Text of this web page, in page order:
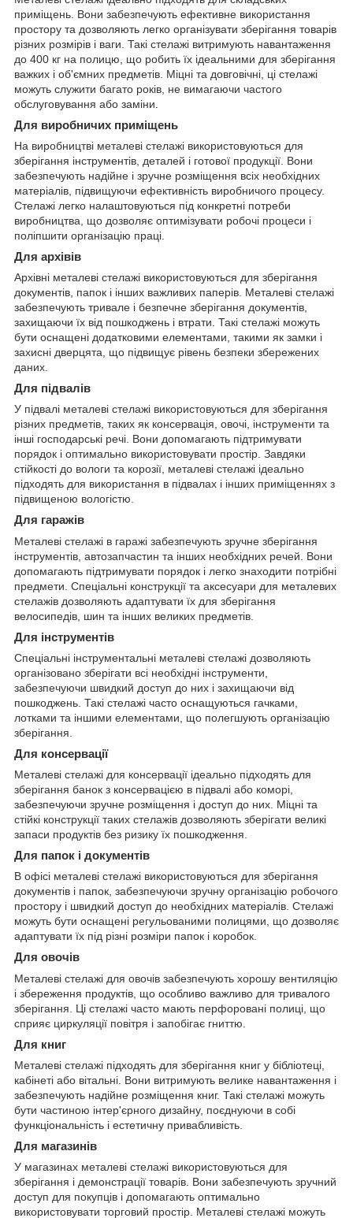
приміщень. Вони забезпечують ефективне використання
простору та дозволяють легко організувати зберігання товарів
різних розмірів і ваги. Такі стелажі витримують навантаження
до 400 кг на полицю, що робить їх ідеальними для зберігання
важких і об'ємних предметів. Міцні та довговічні, ці стелажі
можуть служити багато років, не вимагаючи частого
обслуговування або заміни.
Для виробничих приміщень
На виробництві металеві стелажі використовуються для
зберігання інструментів, деталей і готової продукції. Вони
забезпечують надійне і зручне розміщення всіх необхідних
матеріалів, підвищуючи ефективність виробничого процесу.
Стелажі легко налаштовуються під конкретні потреби
виробництва, що дозволяє оптимізувати робочі процеси і
поліпшити організацію праці.
Для архівів
Архівні металеві стелажі використовуються для зберігання
документів, папок і інших важливих паперів. Металеві стелажі
забезпечують тривале і безпечне зберігання документів,
захищаючи їх від пошкоджень і втрати. Такі стелажі можуть
бути оснащені додатковими елементами, такими як замки і
захисні дверцята, що підвищує рівень безпеки збережених
даних.
Для підвалів
У підвалі металеві стелажі використовуються для зберігання
різних предметів, таких як консервація, овочі, інструменти та
інші господарські речі. Вони допомагають підтримувати
порядок і оптимально використовувати простір. Завдяки
стійкості до вологи та корозії, металеві стелажі ідеально
підходять для використання в підвалах і інших приміщеннях з
підвищеною вологістю.
Для гаражів
Металеві стелажі в гаражі забезпечують зручне зберігання
інструментів, автозапчастин та інших необхідних речей. Вони
допомагають підтримувати порядок і легко знаходити потрібні
предмети. Спеціальні конструкції та аксесуари для металевих
стелажів дозволяють адаптувати їх для зберігання
велосипедів, шин та інших великих предметів.
Для інструментів
Спеціальні інструментальні металеві стелажі дозволяють
організовано зберігати всі необхідні інструменти,
забезпечуючи швидкий доступ до них і захищаючи від
пошкоджень. Такі стелажі часто оснащуються гачками,
лотками та іншими елементами, що полегшують організацію
зберігання.
Для консервації
Металеві стелажі для консервації ідеально підходять для
зберігання банок з консервацією в підвалі або коморі,
забезпечуючи зручне розміщення і доступ до них. Міцні та
стійкі конструкції таких стелажів дозволяють зберігати великі
запаси продуктів без ризику їх пошкодження.
Для папок і документів
В офісі металеві стелажі використовуються для зберігання
документів і папок, забезпечуючи зручну організацію робочого
простору і швидкий доступ до необхідних матеріалів. Стелажі
можуть бути оснащені регульованими полицями, що дозволяє
адаптувати їх під різні розміри папок і коробок.
Для овочів
Металеві стелажі для овочів забезпечують хорошу вентиляцію
і збереження продуктів, що особливо важливо для тривалого
зберігання. Ці стелажі часто мають перфоровані полиці, що
сприяє циркуляції повітря і запобігає гниттю.
Для книг
Металеві стелажі підходять для зберігання книг у бібліотеці,
кабінеті або вітальні. Вони витримують велике навантаження і
забезпечують надійне розміщення книг. Такі стелажі можуть
бути частиною інтер'єрного дизайну, поєднуючи в собі
функціональність і естетичну привабливість.
Для магазинів
У магазинах металеві стелажі використовуються для
зберігання і демонстрації товарів. Вони забезпечують зручний
доступ для покупців і допомагають оптимально
використовувати торговий простір. Металеві стелажі можуть